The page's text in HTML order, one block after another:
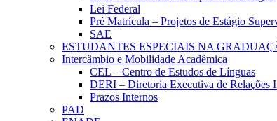
Lei Federal
Pré Matrícula – Projetos de Estágio
SAE
ESTUDANTES ESPECIAIS NA
Intercâmbio e Mobilidade Acadêmica
CEL – Centro de Estudos de Línguas
DERI – Diretoria Executiva de Relações
Prazos Internos
PAD